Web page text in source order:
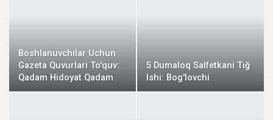
Boshlanuvchilar Uchun
Gazeta Quvurlari To'quv:
Qadam Hidoyat Qadam
5 Dumaloq Salfetkani Tığ
Ishi: Bog'lovchi